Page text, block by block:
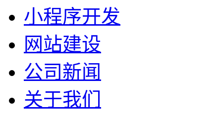
小程序开发
网站建设
公司新闻
关于我们